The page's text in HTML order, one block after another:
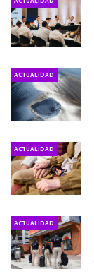
ACTUALIDAD
ACTUALIDAD
ACTUALIDAD